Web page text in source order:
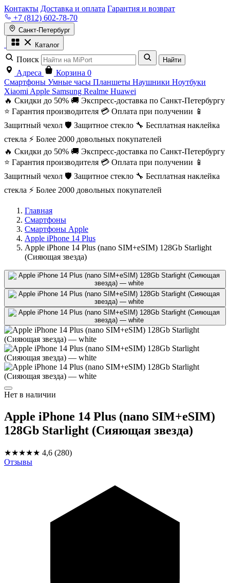
Контакты Доставка и оплата Гарантия и возврат
+7 (812) 602-78-70
Санкт-Петербург
Каталог
Поиск Найти
Адреса Корзина 0
Смартфоны Умные часы Планшеты Наушники Ноутбуки
Xiaomi Apple Samsung Realme Huawei
🔥 Скидки до 50% 🚚 Экспресс-доставка по Санкт-Петербургу
⭐ Гарантия производителя 💳 Оплата при получении 📱
Защитный чехол 🛡️ Защитное стекло 🔧 Бесплатная наклейка
стекла ⚡ Более 2000 довольных покупателей
🔥 Скидки до 50% 🚚 Экспресс-доставка по Санкт-Петербургу
⭐ Гарантия производителя 💳 Оплата при получении 📱
Защитный чехол 🛡️ Защитное стекло 🔧 Бесплатная наклейка
стекла ⚡ Более 2000 довольных покупателей
Главная
Смартфоны
Смартфоны Apple
Apple iPhone 14 Plus
Apple iPhone 14 Plus (nano SIM+eSIM) 128Gb Starlight
(Сияющая звезда)
Нет в наличии
Apple iPhone 14 Plus (nano SIM+eSIM)
128Gb Starlight (Сияющая звезда)
★★★★★ 4,6 (280)
Отзывы